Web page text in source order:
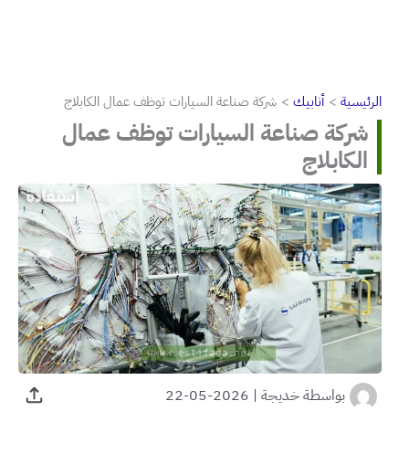
الرئيسية أنابيك شركة صناعة السيارات توظف عمال الكابلاج
شركة صناعة السيارات توظف عمال
الكابلاج
بواسطةخديجة |
2026-05-22